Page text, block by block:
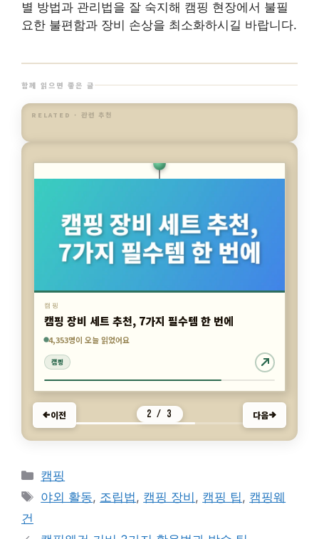
별 방법과 관리법을 잘 숙지해 캠핑 현장에서 불필
요한 불편함과 장비 손상을 최소화하시길 바랍니다.
함께 읽으면 좋은 글
RELATED · 관련 추천
7,331명이 오늘 읽었어요
캠핑
캠핑 장비 세트 추천, 7가지 필수템 한 번에
4,353명이 오늘 읽었어요
캠핑
923명이 오늘 읽었어요
이전 2 / 3 다음
카
테
고
캠핑
태
야외 활동, 조립법 , 캠핑 장비 , 캠핑 팁 , 캠핑웨
건